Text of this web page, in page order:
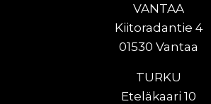
VANTAA
Kiitoradantie 4
01530 Vantaa
TURKU
Eteläkaari 10